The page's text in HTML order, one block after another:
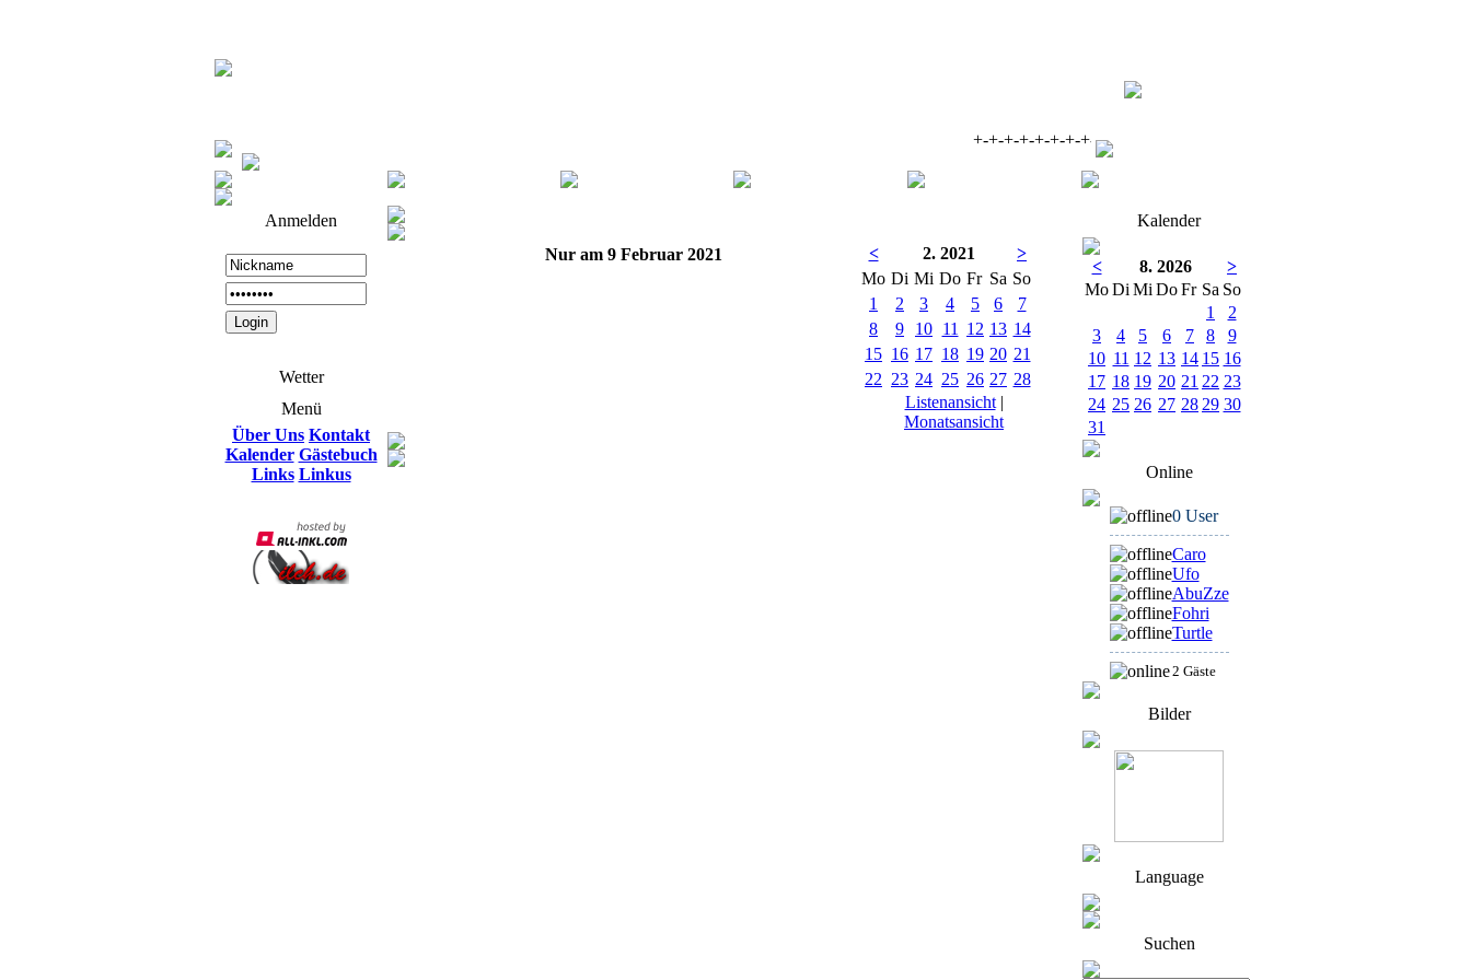
+-+-+-+-+-+-+-+- Ein Herzliches Willkommen auf der Seite des MF
Anmelden
Wetter
Menü
Über Uns Kontakt
Kalender Gästebuch
Links Linkus
Nur am 9 Februar 2021 < 2. 2021
>
Mo Di Mi Do Fr Sa So
1
2 3 4 5 6
7
8
9 10 11 12 13 14
15 16 17 18 19 20 21
22 23 24 25 26 27 28
Listenansicht|
Monatsansicht
Kalender
< 8. 2026
>
MoDi Mi DoFr Sa So
1
2
3
4 5 6 7 8
9
10 11 12 13 14 15 16
17 18 19 20 21 22 23
24 25 26 27 28 29 30
31
Online
0 User
Caro
Ufo
AbuZze
Fohri
Turtle
2 Gäste
Bilder
Language
Suchen